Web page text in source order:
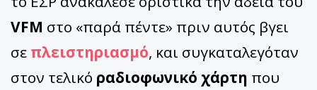
VFM στο «παρά πέντε» πριν αυτός βγει
σε πλειστηριασμό, και συγκαταλεγόταν
στον τελικό ραδιοφωνικό χάρτη που